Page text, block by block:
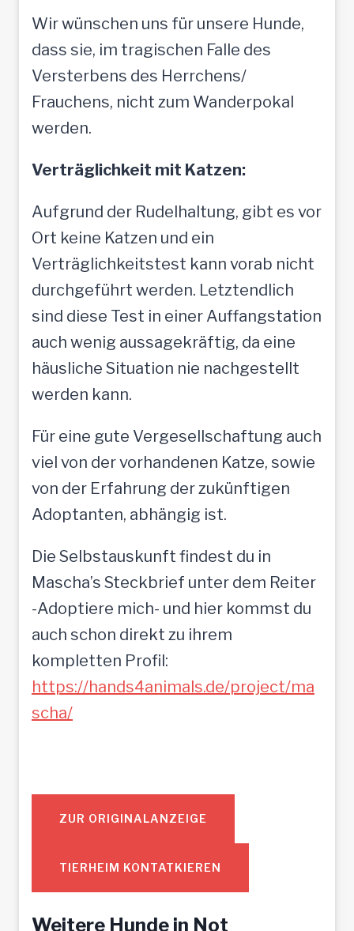
Wir wünschen uns für unsere Hunde,
dass sie, im tragischen Falle des
Versterbens des Herrchens/
Frauchens, nicht zum Wanderpokal
werden.
Verträglichkeit mit Katzen:
Aufgrund der Rudelhaltung, gibt es vor
Ort keine Katzen und ein
Verträglichkeitstest kann vorab nicht
durchgeführt werden. Letztendlich
sind diese Test in einer Auffangstation
auch wenig aussagekräftig, da eine
häusliche Situation nie nachgestellt
werden kann.
Für eine gute Vergesellschaftung auch
viel von der vorhandenen Katze, sowie
von der Erfahrung der zukünftigen
Adoptanten, abhängig ist.
Die Selbstauskunft findest du in
Mascha’s Steckbrief unter dem Reiter
-Adoptiere mich- und hier kommst du
auch schon direkt zu ihrem
kompletten Profil:
https://hands4animals.de/project/ma
scha/
ZUR ORIGINALANZEIGE
TIERHEIM KONTATKIEREN
Weitere Hunde in Not